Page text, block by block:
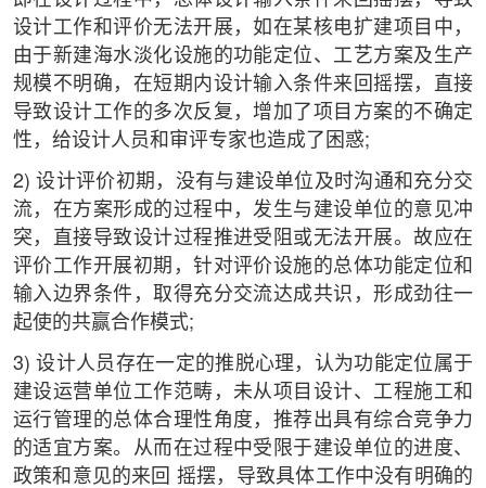
设计工作和评价无法开展，如在某核电扩建项目中，
由于新建海水淡化设施的功能定位、工艺方案及生产
规模不明确，在短期内设计输入条件来回摇摆，直接
导致设计工作的多次反复，增加了项目方案的不确定
性，给设计人员和审评专家也造成了困惑;
2) 设计评价初期，没有与建设单位及时沟通和充分交
流，在方案形成的过程中，发生与建设单位的意见冲
突，直接导致设计过程推进受阻或无法开展。故应在
评价工作开展初期，针对评价设施的总体功能定位和
输入边界条件，取得充分交流达成共识，形成劲往一
起使的共赢合作模式;
3) 设计人员存在一定的推脱心理，认为功能定位属于
建设运营单位工作范畴，未从项目设计、工程施工和
运行管理的总体合理性角度，推荐出具有综合竞争力
的适宜方案。从而在过程中受限于建设单位的进度、
政策和意见的来回 摇摆，导致具体工作中没有明确的